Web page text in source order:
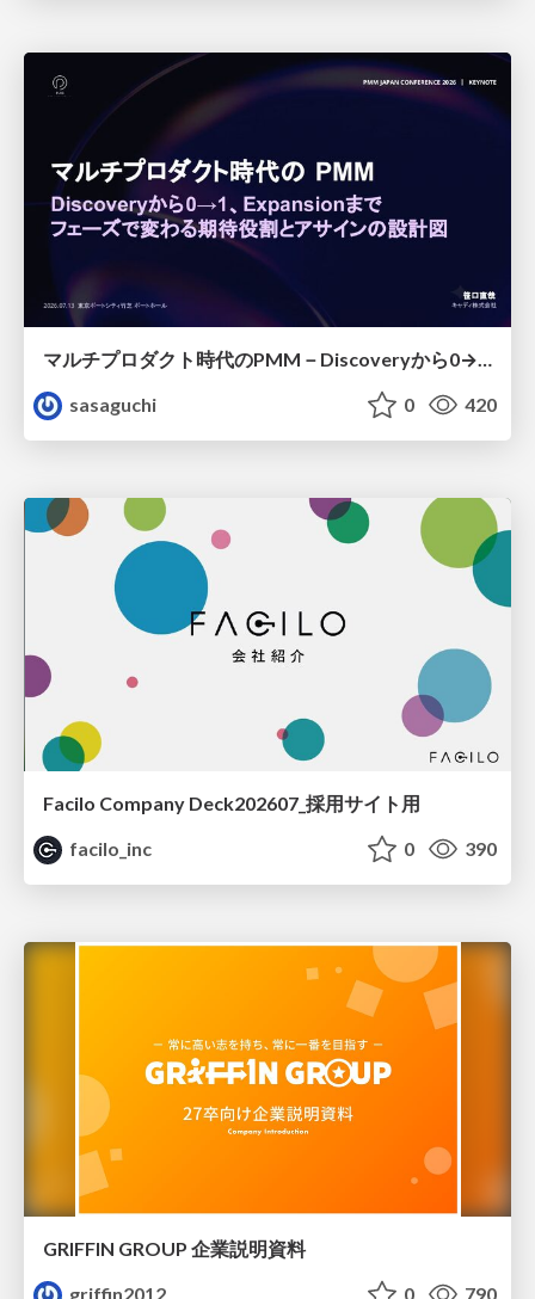
マルチプロダクト時代のPMM－Discoveryから0→1、Expansionまで フェーズで変わる期待役割とアサインの設計図
sasaguchi
0 420
Facilo Company Deck202607_採用サイト用
facilo_inc
0 390
GRIFFIN GROUP 企業説明資料
griffin2012
0 790